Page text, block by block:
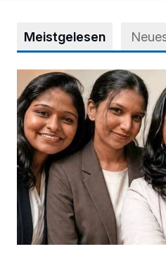
Meistgelesen
Nach Betrug: Azubis der